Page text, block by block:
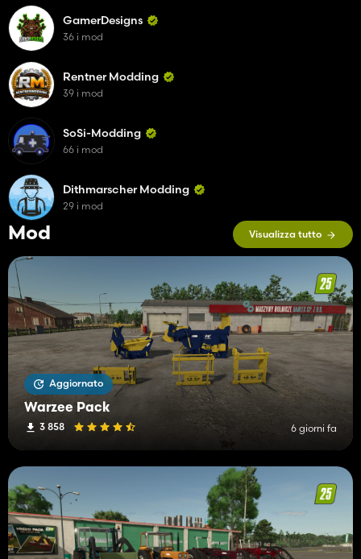
Mod Visualizza tutto
Aggiornato
Warzee Pack
3 858 6 giorni fa
GamerDesigns
36 i mod
Rentner Modding
39 i mod
SoSi-Modding
66 i mod
Dithmarscher Modding
29 i mod